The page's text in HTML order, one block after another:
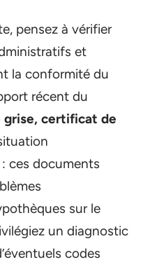
pensez à vérifier
et
la conformité du
récent du
certificat de
ces documents
sur le
un diagnostic
codes